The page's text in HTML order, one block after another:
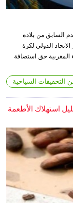
السابق من بلاده
2030 في حال قرر الاتحاد الدولي لكرة
المغربية حق استضافة
التحقيقات السياحية
استهلاك الأطعمة